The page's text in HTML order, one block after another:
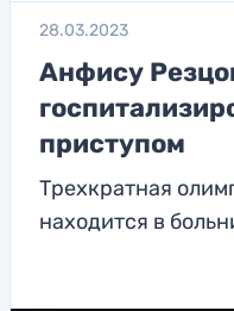
28.03.2023
Анфису
приступом
Трехкратная
находится в